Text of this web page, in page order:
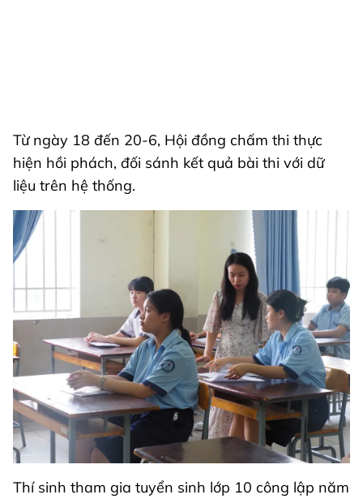
Từ ngày 18 đến 20-6, Hội đồng chấm thi thực
hiện hồi phách, đối sánh kết quả bài thi với dữ
liệu trên hệ thống.
Thí sinh tham gia tuyển sinh lớp 10 công lập năm